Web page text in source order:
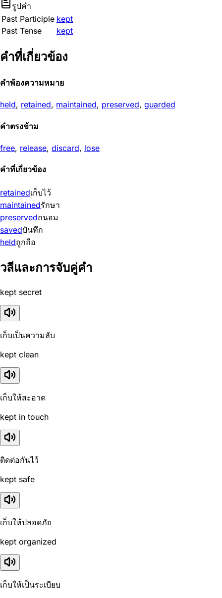
รูปคำ
Past Participle kept
Past Tense
kept
คำที่เกี่ยวข้อง
คำพ้องความหมาย
held, retained, maintained, preserved, guarded
คำตรงข้าม
free, release, discard, lose
คำที่เกี่ยวข้อง
retainedเก็บไว้
maintainedรักษา
preservedถนอม
savedบันทึก
heldถูกถือ
วลีและการจับคู่คำ
kept secret
เก็บเป็นความลับ
kept clean
เก็บให้สะอาด
kept in touch
ติดต่อกันไว้
kept safe
เก็บให้ปลอดภัย
kept organized
เก็บให้เป็นระเบียบ